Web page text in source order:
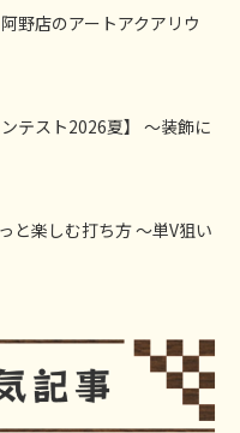
野店のアートアクアリウ
テスト2026夏】 ～装飾に
と楽しむ打ち方 ～単V狙い